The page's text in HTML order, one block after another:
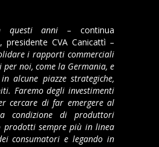
questi anni – continua
, presidente CVA Canicattì –
i rapporti commerciali
noi, come la Germania, e
alcune piazze strategiche,
Faremo degli investimenti
cercare di far emergere al
condizione di produttori
prodotti sempre più in linea
consumatori e legando in